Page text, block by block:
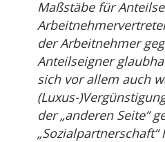
Maßstäbe für
der Arbeitnehmer
Anteilseigner
sich vor allem auch
(Luxus-
der „anderen Seite“